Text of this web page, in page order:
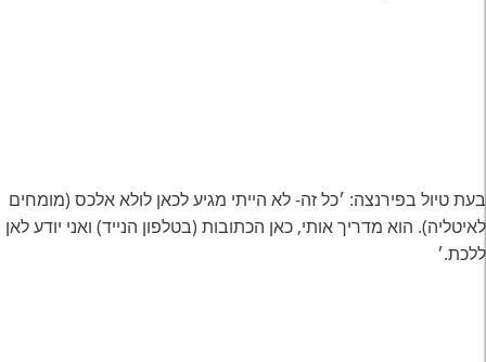
בעת טיול בפירנצה: ׳כל זה- לא הייתי מגיע לכאן לולא אלכס (מומחים
לאיטליה). הוא מדריך אותי, כאן הכתובות (בטלפון הנייד) ואני יודע לאן
ללכת.׳